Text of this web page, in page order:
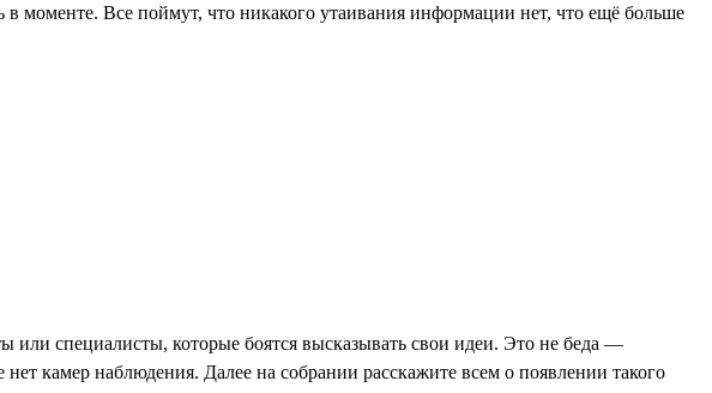
моменте. Все поймут, что никакого утаивания информации нет, что ещё больше
специалисты, которые боятся высказывать свои идеи. Это не беда —
камер наблюдения. Далее на собрании расскажите всем о появлении такого